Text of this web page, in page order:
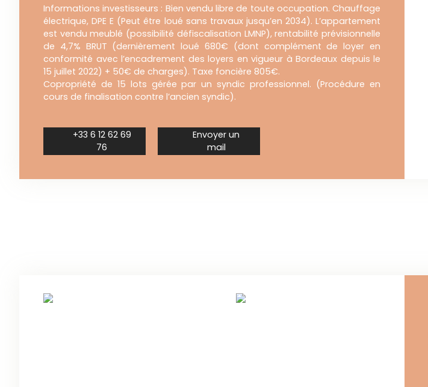
Informations investisseurs : Bien vendu libre de toute occupation. Chauffage
électrique, DPE E (Peut être loué sans travaux jusqu’en 2034). L’appartement
est vendu meublé (possibilité défiscalisation LMNP), rentabilité prévisionnelle
de 4,7% BRUT (dernièrement loué 680€ (dont complément de loyer en
conformité avec l’encadrement des loyers en vigueur à Bordeaux depuis le
15 juillet 2022) + 50€ de charges). Taxe foncière 805€.
Copropriété de 15 lots gérée par un syndic professionnel. (Procédure en
cours de finalisation contre l’ancien syndic).
+33 6 12 62 69
76
Envoyer un
mail